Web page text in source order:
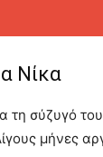
Νίκα
τη σύζυγό
μήνες